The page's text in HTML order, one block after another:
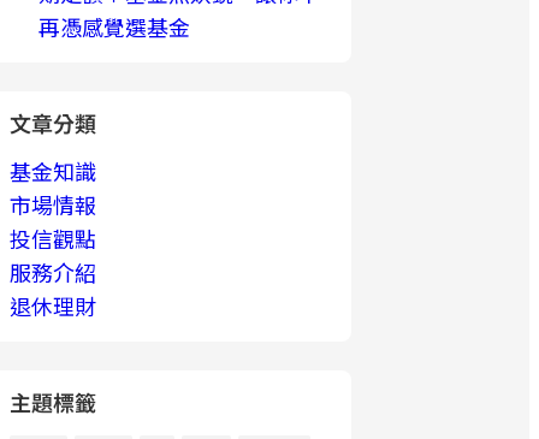
再憑感覺選基金
文章分類
基金知識
市場情報
投信觀點
服務介紹
退休理財
主題標籤